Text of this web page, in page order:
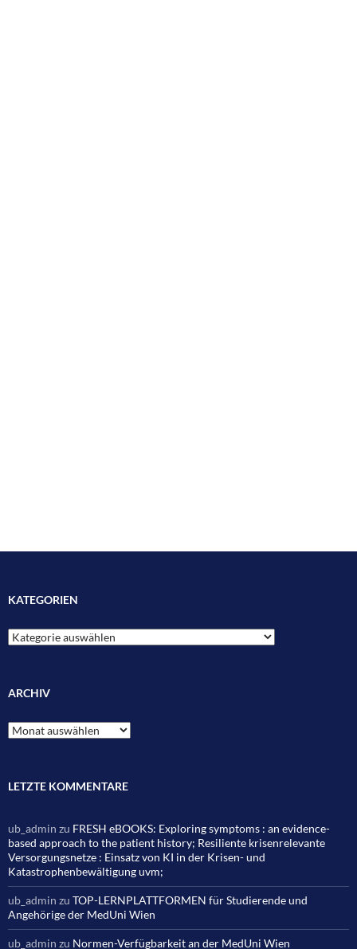
KATEGORIEN
Kategorien
ARCHIV
Archiv
LETZTE KOMMENTARE
ub_admin zu FRESH eBOOKS: Exploring symptoms : an evidence-
based approach to the patient history; Resiliente krisenrelevante
Versorgungsnetze : Einsatz von KI in der Krisen- und
Katastrophenbewältigung uvm;
ub_admin zu TOP-LERNPLATTFORMEN für Studierende und
Angehörige der MedUni Wien
ub_admin zu Normen-Verfügbarkeit an der MedUni Wien